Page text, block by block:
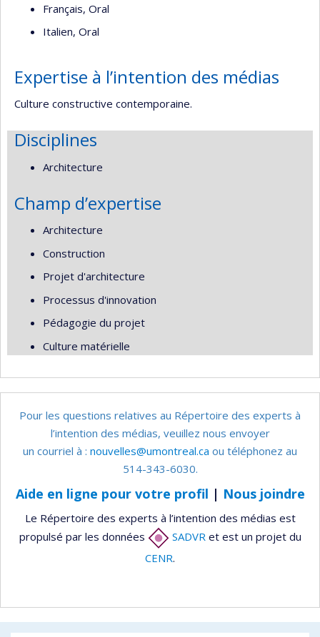
Français, Oral
Italien, Oral
Expertise à l’intention des médias
Culture constructive contemporaine.
Disciplines
Architecture
Champ d’expertise
Architecture
Construction
Projet d'architecture
Processus d'innovation
Pédagogie du projet
Culture matérielle
Pour les questions relatives au Répertoire des experts à
l’intention des médias, veuillez nous envoyer
un courriel à : nouvelles@umontreal.ca ou téléphonez au
514-343-6030.
Aide en ligne pour votre profil | Nous joindre
Le Répertoire des experts à l’intention des médias est
propulsé par les données
SADVRet est un projet du
CENR.